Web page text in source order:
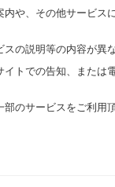
や、その他サービス
の説明等の内容が異
トでの告知、または
のサービスをご利用